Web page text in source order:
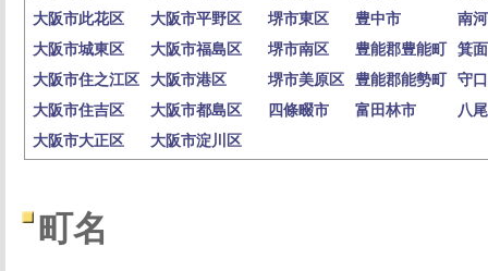
大阪市此花区
大阪市平野区 堺市東区 豊中市
南
大阪市城東区
大阪市福島区 堺市南区 豊能郡豊能町
箕
大阪市住之江区
大阪市港区 堺市美原区 豊能郡能勢町
守
大阪市住吉区
大阪市都島区 四條畷市 富田林市
八
大阪市大正区
大阪市淀川区
町名